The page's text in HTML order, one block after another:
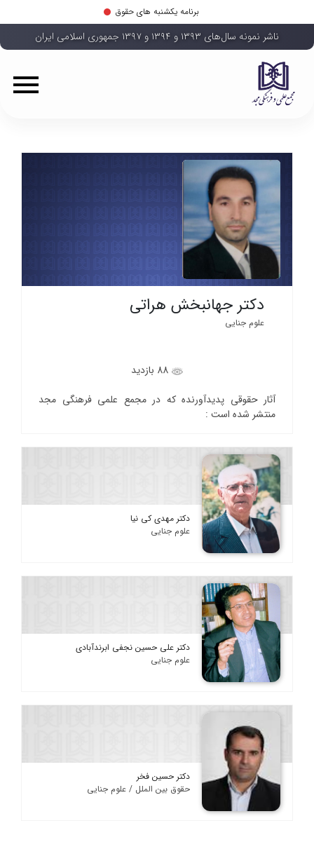
برنامه یکشنبه های حقوق
ناشر نمونه سال‌های ۱۳۹۳ و ۱۳۹۴ و ۱۳۹۷ جمهوری اسلامی ایران
دکتر جهانبخش هراتی
علوم جنایی
88 بازدید
آثار حقوقی پدیدآورنده که در مجمع علمی فرهنگی مجد
منتشر شده است :
دکتر مهدی کی نیا
علوم جنایی
دکتر علی حسین نجفی ابرندآبادی
علوم جنایی
دکتر حسین فخر
حقوق بین الملل / علوم جنایی